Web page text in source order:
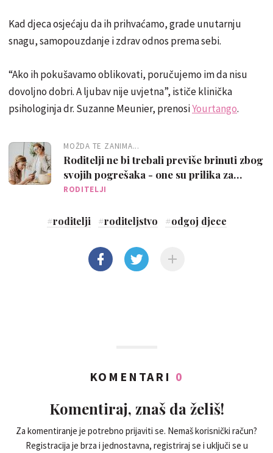
Kad djeca osjećaju da ih prihvaćamo, grade unutarnju
snagu, samopouzdanje i zdrav odnos prema sebi.
“Ako ih pokušavamo oblikovati, poručujemo im da nisu
dovoljno dobri. A ljubav nije uvjetna”, ističe klinička
psihologinja dr. Suzanne Meunier, prenosiYourtango.
MOŽDA TE ZANIMA...
Roditelji ne bi trebali previše brinuti zbog
svojih pogrešaka - one su prilika za
učenje
RODITELJI
#roditelji #roditeljstvo #odgoj djece
KOMENTARI 0
Komentiraj, znaš da želiš!
Za komentiranje je potrebno prijaviti se. Nemaš korisnički račun?
Registracija je brza i jednostavna, registriraj se i uključi se u